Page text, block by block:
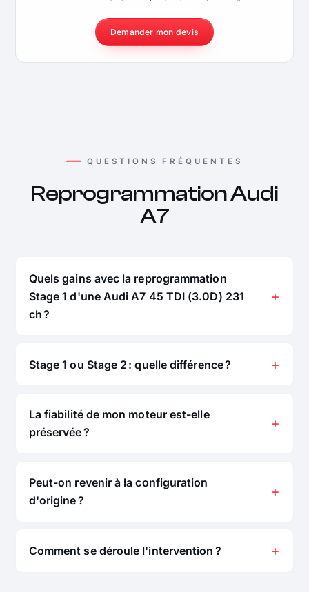
Demander mon devis
QUESTIONS FRÉQUENTES
Reprogrammation Audi
A7
Quels gains avec la reprogrammation
Stage 1 d'une Audi A7 45 TDI (3.0D) 231
ch ?
Stage 1 ou Stage 2 : quelle différence ?
La fiabilité de mon moteur est-elle
préservée ?
Peut-on revenir à la configuration
d'origine ?
Comment se déroule l'intervention ?